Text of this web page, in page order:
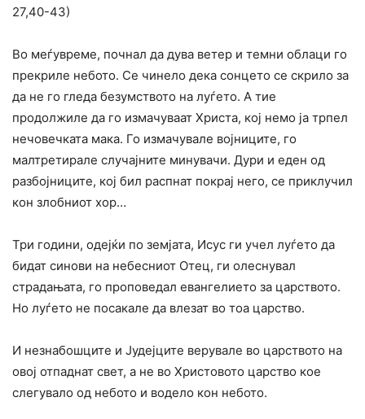
27,40-43)
Bo меѓувреме, почнал да дува ветер и темни облаци го
прекриле небото. Се чинело дека сонцето се скрило за
да не го гледа безумството на луѓето. А тие
продолжиле да го измачуваат Христа, кој немо ја трпел
нечовечката мака. Го измачувале војниците, го
малтретирале случајните минувачи. Дури и еден од
разбојниците, кој бил распнат покрај него, се приклучил
кон злобниот хор…
Три години, одејќи по земјата, Исус ги учел луѓето да
бидат синови на небесниот Отец, ги олеснувал
страдањата, го проповедал евангелието за царството.
Но луѓето не посакале да влезат во тоа царство.
И незнабошците и Јудејците верувале во царството на
овој отпаднат свет, а не во Христовото царство кое
слегувало од небото и водело кон небото.